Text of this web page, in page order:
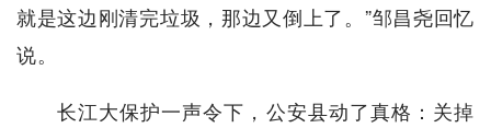
就是这边刚清完垃圾，那边又倒上了。”邹昌尧回忆
说。
长江大保护一声令下，公安县动了真格：关掉